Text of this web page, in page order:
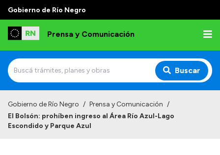
Gobierno de Río Negro
Prensa y Comunicación
Buscar
Institucional
Gobierno de Río Negro / Prensa y Comunicación /
El Bolsón: prohíben ingreso al Área Río Azul-Lago
Escondido y Parque Azul